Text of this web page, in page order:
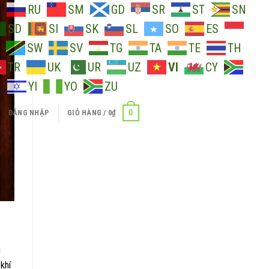
RU SM GD SR ST
SN
SD
SI SK SL SO
ES
SW
SV TG TA TE
TH
TR
UK UR UZ VI
CY
YI YO ZU
ĐĂNG NHẬP GIỎ HÀNG / 0₫ 0